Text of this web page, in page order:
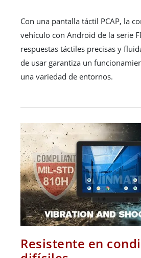
Con una pantalla táctil PCAP, la
vehículo con Android de la serie
respuestas táctiles precisas y
de usar garantiza un
una variedad de entornos.
Resistente en